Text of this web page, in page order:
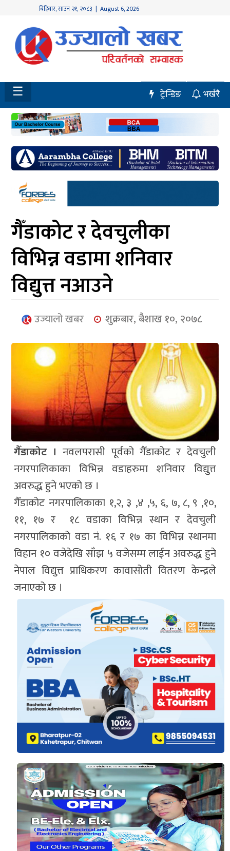
बिहिबार,साउन २१, २०८३ | August 6, 2026
होमपेज
नवलपुर
विशेष
मध्य
नेपाल
चितवन
सेरोफेरो
समाचार
आर्थिक
मनोरञ्जन
खेलकुद
प्रबास
युनिकोड
☰ भर्खरै
ट्रेन्डिङ
गैँडाकोट र देवचुलीका
विभिन्न वडामा शनिवार
विद्युत्त नआउने
उज्यालो खबर शुक्रबार, बैशाख १०, २०७८
गैँडाकोट । नवलपरासी पूर्वको गैँडाकोट र देवचुली
नगरपालिकाका विभिन्न वडाहरुमा शनिवार विद्युुत्त
अवरुद्ध हुने भएको छ ।
गैँडाकोट नगरपालिकाका १,२, ३ ,४ ,५, ६, ७, ८, ९ ,१०,
११, १७ र १८ वडाका विभिन्न स्थान र देवचुली
नगरपालिकाको वडा नं. १६ र १७ का विभिन्न स्थानमा
विहान १० वजेदेखि साँझ ५ वजेसम्म लाईन अवरुद्ध हुने
नेपाल विद्युत्त प्राधिकरण कावासोती वितरण केन्द्रले
जनाएको छ ।